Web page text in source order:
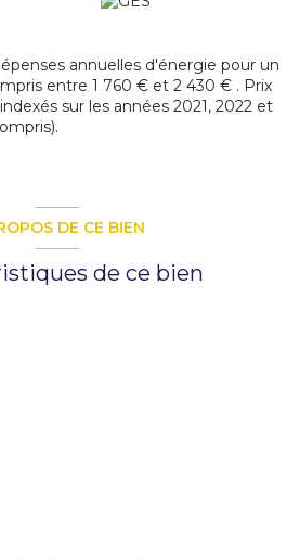
annuelles d'énergie pour un
entre 1 760 € et 2 430 € . Prix
sur les années 2021, 2022 et
DE CE BIEN
de ce bien